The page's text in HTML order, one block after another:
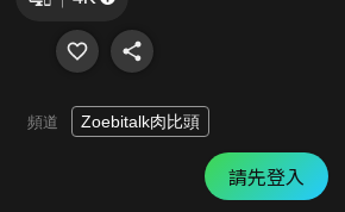
頻道 Zoebitalk肉比頭
請先登入